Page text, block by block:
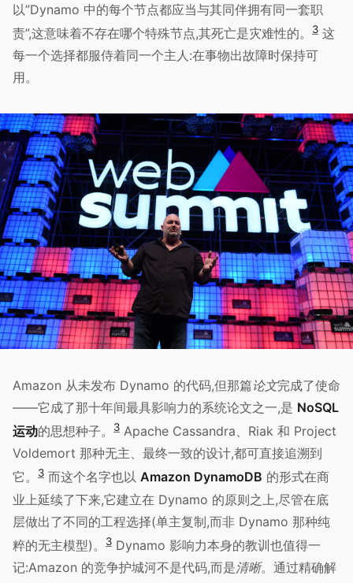
以”Dynamo 中的每个节点都应当与其同伴拥有同一套职
责”,这意味着不存在哪个特殊节点,其死亡是灾难性的。
3 这
每一个选择都服侍着同一个主人:在事物出故障时保持可
用。
Amazon 从未发布 Dynamo 的代码,但那篇论文完成了使命
——它成了那十年间最具影响力的系统论文之一,是 NoSQL
运动的思想种子。 3 Apache Cassandra、Riak 和 Project
Voldemort 那种无主、最终一致的设计,都可直接追溯到
它。
3 而这个名字也以 Amazon DynamoDB 的形式在商
业上延续了下来,它建立在 Dynamo 的原则之上,尽管在底
层做出了不同的工程选择(单主复制,而非 Dynamo 那种纯
粹的无主模型)。
3 Dynamo 影响力本身的教训也值得一
记:Amazon 的竞争护城河不是代码,而是清晰。通过精确解